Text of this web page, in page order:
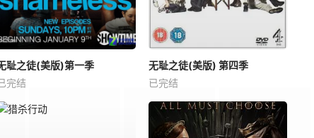
耻之徒(美版)第一季
完结
无耻之徒(美版) 第四季
已完结